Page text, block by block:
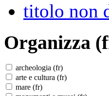
titolo non
Organizza
archeologia (fr)
arte e cultura (fr)
mare (fr)